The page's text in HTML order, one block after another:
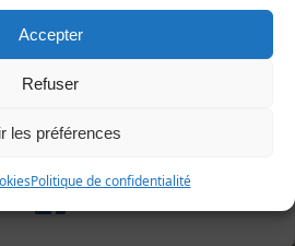
Accepter
Refuser
les préférences
Politique de confidentialité
de haies
Sur Facebook